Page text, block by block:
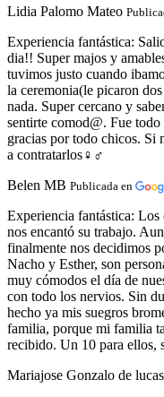
Lidia Palomo Mateo
Experiencia fantástica:
dia!! Super majos y
tuvimos justo cuando
la ceremonia(le picaron
nada. Super cercano y
sentirte comod@. Fue
gracias por todo chicos. Si
a contratarlos‍♀️‍♂️
Belen MB Publicada en
Experiencia fantástica: Los
nos encantó su trabajo.
finalmente nos decidimos
Nacho y Esther, son
muy cómodos el día de
con todo los nervios. Sin
hecho ya mis suegros
familia, porque mi familia
recibido. Un 10 para ellos,
Mariajose Gonzalo de lucas